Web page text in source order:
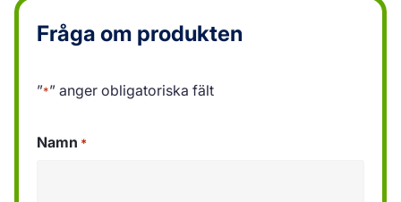
Fråga om produkten
”*” anger obligatoriska fält
Namn *